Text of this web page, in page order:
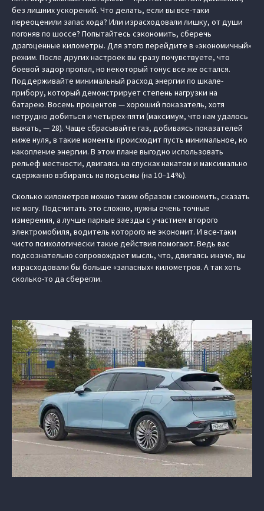
без лишних ускорений. Что делать, если вы все-таки
переоценили запас хода? Или израсходовали лишку, от души
погоняв по шоссе? Попытайтесь сэкономить, сберечь
драгоценные километры. Для этого перейдите в «экономичный»
режим. После других настроек вы сразу почувствуете, что
боевой задор пропал, но некоторый тонус все же остался.
Поддерживайте минимальный расход энергии по шкале-
прибору, который демонстрирует степень нагрузки на
батарею. Восемь процентов — хороший показатель, хотя
нетрудно добиться и четырех-пяти (максимум, что нам удалось
выжать, — 28). Чаще сбрасывайте газ, добиваясь показателей
ниже нуля, в такие моменты происходит пусть минимальное, но
накопление энергии. В этом плане выгодно использовать
рельеф местности, двигаясь на спусках накатом и максимально
сдержанно взбираясь на подъемы (на 10–14 %).
Сколько километров можно таким образом сэкономить, сказать
не могу. Подсчитать это сложно, нужны очень точные
измерения, а лучше парные заезды с участием второго
электромобиля, водитель которого не экономит. И все-таки
чисто психологически такие действия помогают. Ведь вас
подсознательно сопровождает мысль, что, двигаясь иначе, вы
израсходовали бы больше «запасных» километров. А так хоть
сколько-то да сберегли.